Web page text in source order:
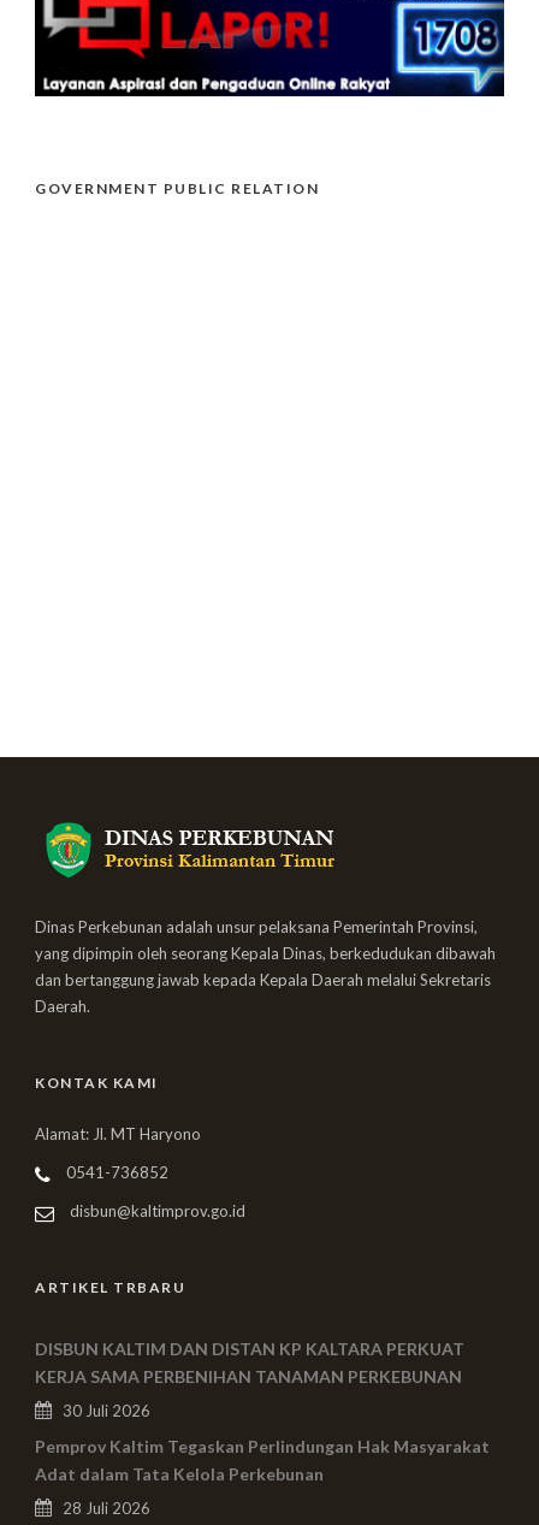
GOVERNMENT PUBLIC RELATION
Dinas Perkebunan adalah unsur pelaksana Pemerintah Provinsi,
yang dipimpin oleh seorang Kepala Dinas, berkedudukan dibawah
dan bertanggung jawab kepada Kepala Daerah melalui Sekretaris
Daerah.
KONTAK KAMI
Alamat: Jl. MT Haryono
0541-736852
disbun@kaltimprov.go.id
ARTIKEL TRBARU
DISBUN KALTIM DAN DISTAN KP KALTARA PERKUAT
KERJA SAMA PERBENIHAN TANAMAN PERKEBUNAN
30 Juli 2026
Pemprov Kaltim Tegaskan Perlindungan Hak Masyarakat
Adat dalam Tata Kelola Perkebunan
28 Juli 2026